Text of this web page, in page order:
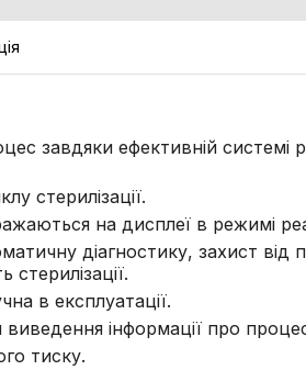
завдяки ефективній системі
стерилізації.
на дисплеї в режимі
діагностику, захист від
в експлуатації.
інформації про процес
тиску.